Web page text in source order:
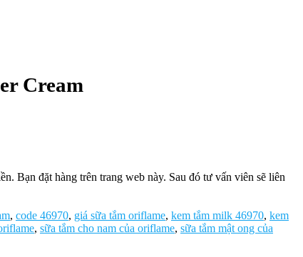
Cream
Bạn đặt hàng trên trang web này. Sau đó tư vấn viên sẽ liên
, code 46970, giá sữa tắm oriflame, kem tắm milk 46970, kem
, sữa tắm cho nam của oriflame, sữa tắm mật ong của